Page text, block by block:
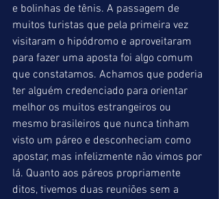
e bolinhas de tênis. A passagem de
muitos turistas que pela primeira vez
visitaram o hipódromo e aproveitaram
para fazer uma aposta foi algo comum
que constatamos. Achamos que poderia
ter alguém credenciado para orientar
melhor os muitos estrangeiros ou
mesmo brasileiros que nunca tinham
visto um páreo e desconheciam como
apostar, mas infelizmente não vimos por
lá. Quanto aos páreos propriamente
ditos, tivemos duas reuniões sem a